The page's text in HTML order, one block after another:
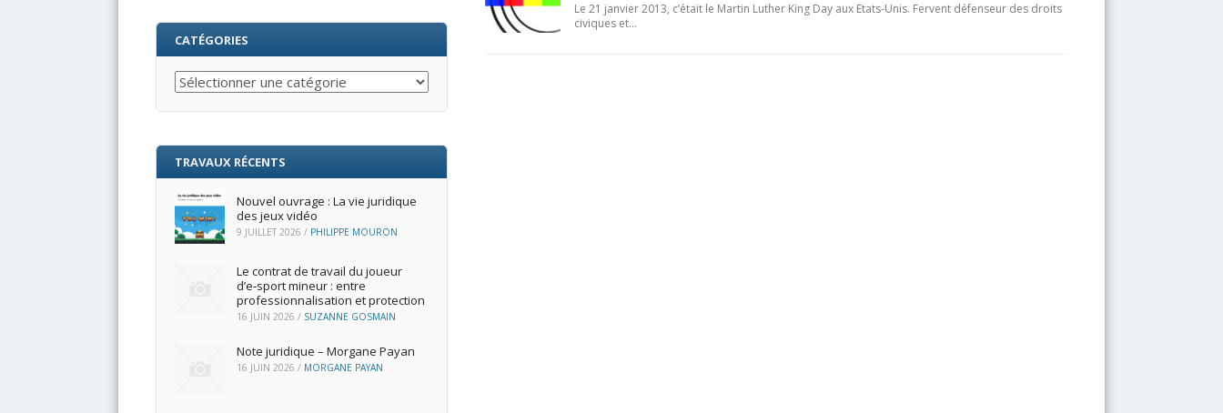
Le 21 janvier 2013, c’était le Martin Luther King Day aux Etats-Unis. Fervent défenseur des droits
civiques et…
CATÉGORIES
Catégories
TRAVAUX RÉCENTS
Nouvel ouvrage : La vie juridique
des jeux vidéo
9 JUILLET 2026 / PHILIPPE MOURON
Le contrat de travail du joueur
d’e‑sport mineur : entre
professionnalisation et protection
16 JUIN 2026 / SUZANNE GOSMAIN
Note juridique – Morgane Payan
16 JUIN 2026 / MORGANE PAYAN